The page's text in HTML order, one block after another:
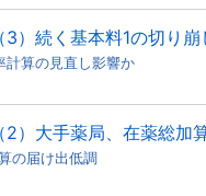
3）続く基本料1の切り
計算の見直し影響か
2）大手薬局、在薬総加
の届け出低調